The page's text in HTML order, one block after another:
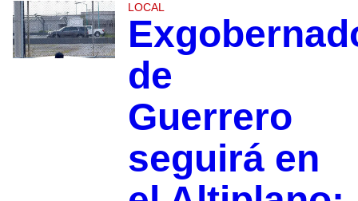
LOCAL
de
Guerrero
seguirá en